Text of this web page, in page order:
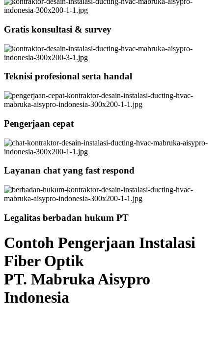
Gratis konsultasi & survey
Teknisi profesional serta handal
Pengerjaan cepat
Layanan chat yang fast respond
Legalitas berbadan hukum PT
Contoh Pengerjaan Instalasi
Fiber Optik
PT. Mabruka Aisypro
Indonesia